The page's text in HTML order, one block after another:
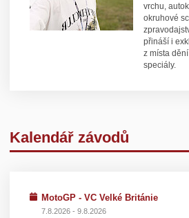
vrchu,
okruhové
přináší i
z místa
speciály.
Kalendář závodů
MotoGP - VC Velké Británie
7.8.2026 - 9.8.2026